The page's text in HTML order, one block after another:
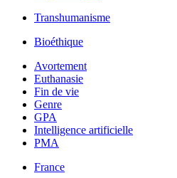
Transhumanisme
Bioéthique
Avortement
Euthanasie
Fin de vie
Genre
GPA
Intelligence artificielle
PMA
France